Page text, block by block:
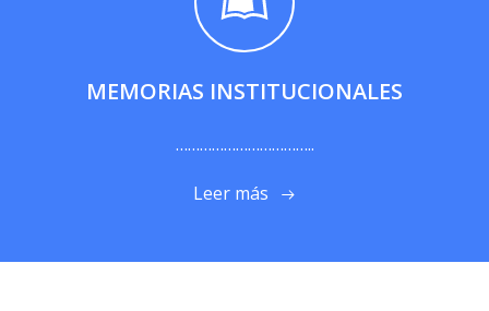
MEMORIAS INSTITUCIONALES
……………………………..
Leer más